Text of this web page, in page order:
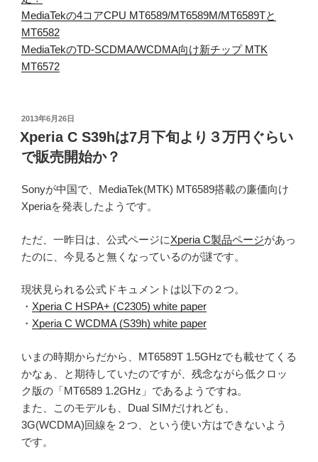
MediaTekの4コアCPU MT6589/MT6589M/MT6589Tと
MT6582
MediaTekのTD-SCDMA/WCDMA向け新チップ MTK
MT6572
投
稿
日:
2013年6月26日
Xperia C S39hは7月下旬より３万円ぐらい
で販売開始か？
Sonyが中国で、MediaTek(MTK) MT6589搭載の廉価向け
Xperiaを発表したようです。
ただ、一昨日は、公式ページにXperia C製品ページがあっ
たのに、今見ると無くなっているのが謎です。
現状見られる公式ドキュメントは以下の２つ。
・ Xperia C HSPA+ (C2305) white paper
・ Xperia C WCDMA (S39h) white paper
いまの時期からだから、MT6589T 1.5GHzでも載せてくる
かなぁ、と期待していたのですが、残念ながら低クロッ
ク版の「MT6589 1.2GHz」であるようですね。
また、このモデルも、Dual SIMだけれども、
3G(WCDMA)回線を２つ、という使い方はできないよう
です。